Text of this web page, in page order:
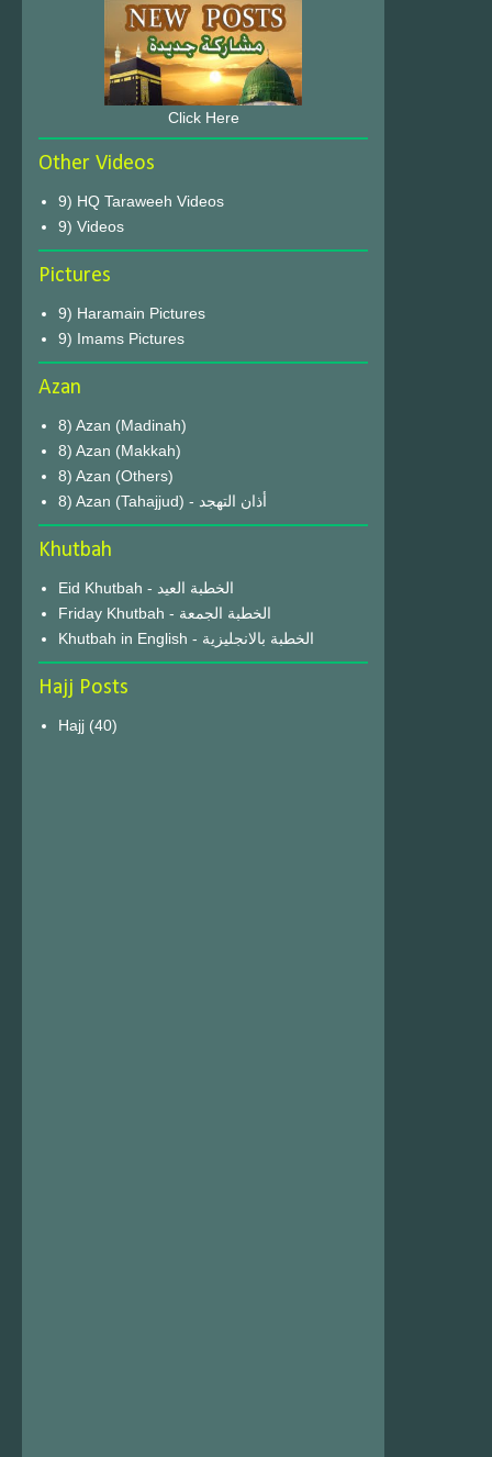
Click Here
Other Videos
9) HQ Taraweeh Videos
9) Videos
Pictures
9) Haramain Pictures
9) Imams Pictures
Azan
8) Azan (Madinah)
8) Azan (Makkah)
8) Azan (Others)
8) Azan (Tahajjud) - أذان التهجد
Khutbah
Eid Khutbah - الخطبة العيد
Friday Khutbah - الخطبة الجمعة
Khutbah in English - الخطبة بالانجليزية
Hajj Posts
Hajj (40)